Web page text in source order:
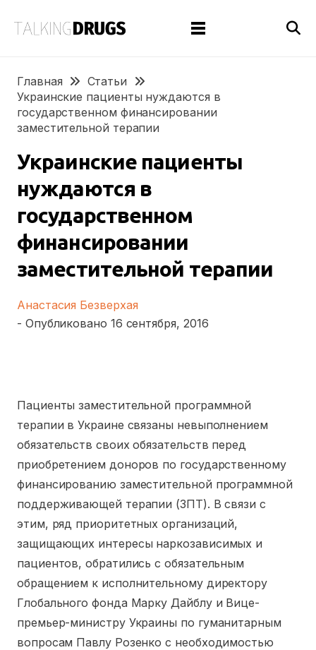
Главная
Cтатьи
Украинские пациенты нуждаются в
государственном финансировании
заместительной терапии
Украинские пациенты
нуждаются в
государственном
финансировании
заместительной терапии
Анастасия Безверхая
- Опубликовано 16 сентября, 2016
Пациенты заместительной программной
терапии в Украине связаны невыполнением
обязательств своих обязательств перед
приобретением доноров по государственному
финансированию заместительной программной
поддерживающей терапии (ЗПТ). В связи с
этим, ряд приоритетных организаций,
защищающих интересы наркозависимых и
пациентов, обратились с обязательным
обращением к исполнительному директору
Глобального фонда Марку Дайблу и Вице-
премьер-министру Украины по гуманитарным
вопросам Павлу Розенко с необходимостью